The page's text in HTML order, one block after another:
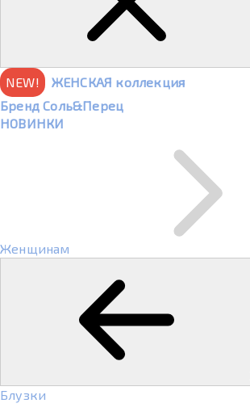
NEW!
ЖЕНСКАЯ коллекция
Бренд Соль&Перец
НОВИНКИ
Женщинам
Блузки